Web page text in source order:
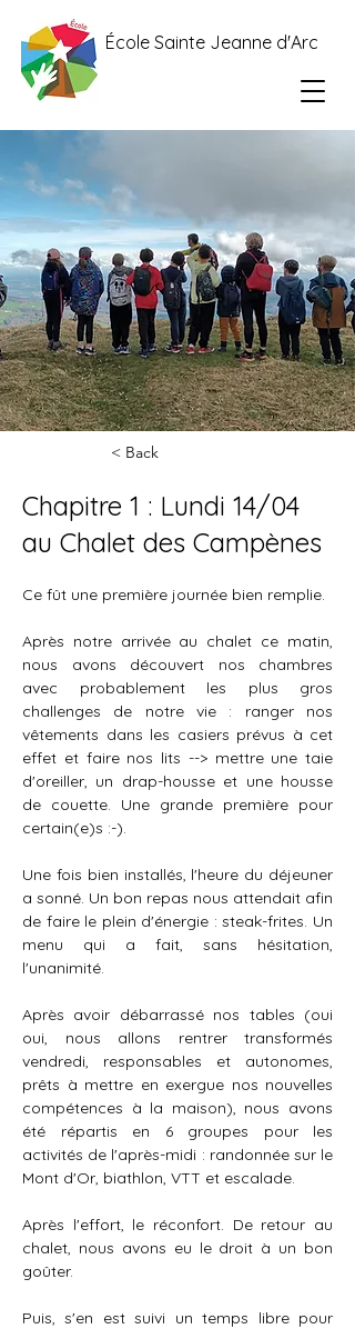
École Sainte Jeanne d'Arc
< Back
Chapitre 1 : Lundi 14/04
au Chalet des Campènes
Ce fût une première journée bien remplie.
Après notre arrivée au chalet ce matin,
nous avons découvert nos chambres
avec probablement les plus gros
challenges de notre vie : ranger nos
vêtements dans les casiers prévus à cet
effet et faire nos lits --> mettre une taie
d'oreiller, un drap-housse et une housse
de couette. Une grande première pour
certain(e)s :-).
Une fois bien installés, l'heure du déjeuner
a sonné. Un bon repas nous attendait afin
de faire le plein d'énergie : steak-frites. Un
menu qui a fait, sans hésitation,
l'unanimité.
Après avoir débarrassé nos tables (oui
oui, nous allons rentrer transformés
vendredi, responsables et autonomes,
prêts à mettre en exergue nos nouvelles
compétences à la maison), nous avons
été répartis en 6 groupes pour les
activités de l'après-midi : randonnée sur le
Mont d'Or, biathlon, VTT et escalade.
Après l'effort, le réconfort. De retour au
chalet, nous avons eu le droit à un bon
goûter.
Puis, s'en est suivi un temps libre pour